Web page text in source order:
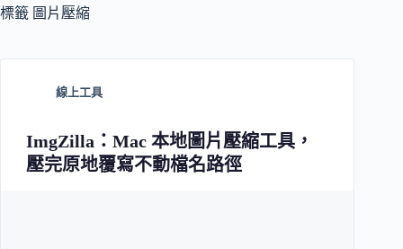
容
標籤 圖片壓縮
線上工具
ImgZilla：Mac 本地圖片壓縮工具，
壓完原地覆寫不動檔名路徑